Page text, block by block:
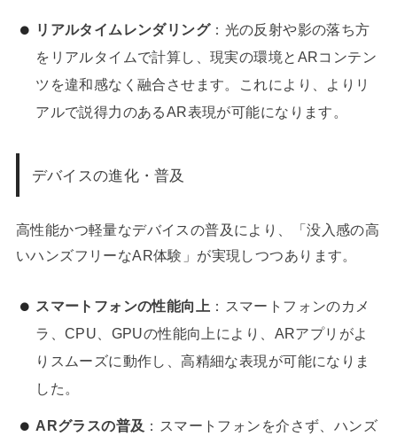
リアルタイムレンダリング：光の反射や影の落ち方
をリアルタイムで計算し、現実の環境とARコンテン
ツを違和感なく融合させます。これにより、よりリ
アルで説得力のあるAR表現が可能になります。
デバイスの進化・普及
高性能かつ軽量なデバイスの普及により、「没入感の高
いハンズフリーなAR体験」が実現しつつあります。
スマートフォンの性能向上 ：スマートフォンのカメ
ラ、CPU、GPUの性能向上により、ARアプリがよ
りスムーズに動作し、高精細な表現が可能になりま
した。
ARグラスの普及 ：スマートフォンを介さず、ハンズ